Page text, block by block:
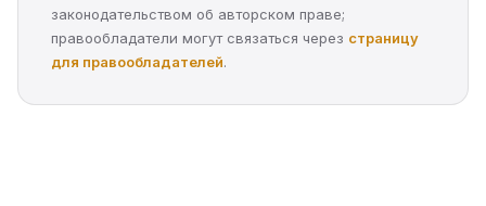
законодательством об авторском праве;
правообладатели могут связаться через страницу
для правообладателей.